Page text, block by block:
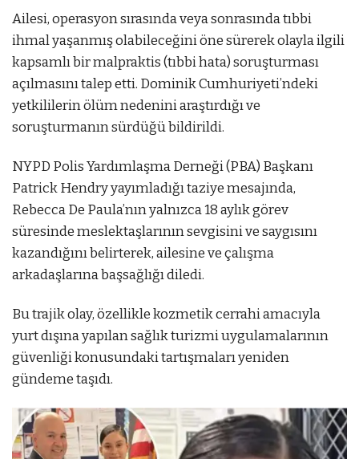
Ailesi, operasyon sırasında veya sonrasında tıbbi
ihmal yaşanmış olabileceğini öne sürerek olayla ilgili
kapsamlı bir malpraktis (tıbbi hata) soruşturması
açılmasını talep etti. Dominik Cumhuriyeti’ndeki
yetkililerin ölüm nedenini araştırdığı ve
soruşturmanın sürdüğü bildirildi.
NYPD Polis Yardımlaşma Derneği (PBA) Başkanı
Patrick Hendry yayımladığı taziye mesajında,
Rebecca De Paula’nın yalnızca 18 aylık görev
süresinde meslektaşlarının sevgisini ve saygısını
kazandığını belirterek, ailesine ve çalışma
arkadaşlarına başsağlığı diledi.
Bu trajik olay, özellikle kozmetik cerrahi amacıyla
yurt dışına yapılan sağlık turizmi uygulamalarının
güvenliği konusundaki tartışmaları yeniden
gündeme taşıdı.